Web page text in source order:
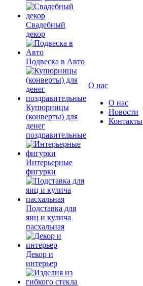
Свадебный
декор
Подвеска в Авто
Купюрницы
(конверты) для
денег
поздравительные
Интерьерные
фигурки
Подставка для
яиц и кулича
пасхальная
Декор и
интерьер
О нас
О нас
Новости
Контакты